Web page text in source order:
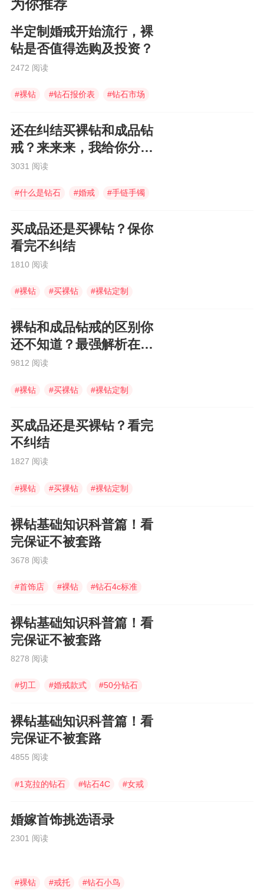
为你推荐
半定制婚戒开始流行，裸
钻是否值得选购及投资？
2472 阅读
#裸钻 #钻石报价表 #钻石市场
还在纠结买裸钻和成品钻
戒？来来来，我给你分析
分析~
3031 阅读
#什么是钻石 #婚戒 #手链手镯
买成品还是买裸钻？保你
看完不纠结
1810 阅读
#裸钻 #买裸钻 #裸钻定制
裸钻和成品钻戒的区别你
还不知道？最强解析在这
里！
9812 阅读
#裸钻 #买裸钻 #裸钻定制
买成品还是买裸钻？看完
不纠结
1827 阅读
#裸钻 #买裸钻 #裸钻定制
裸钻基础知识科普篇！看
完保证不被套路
3678 阅读
#首饰店 #裸钻 #钻石4c标准
裸钻基础知识科普篇！看
完保证不被套路
8278 阅读
#切工 #婚戒款式 #50分钻石
裸钻基础知识科普篇！看
完保证不被套路
4855 阅读
#1克拉的钻石 #钻石4C #女戒
婚嫁首饰挑选语录
2301 阅读
#裸钻 #戒托 #钻石小鸟